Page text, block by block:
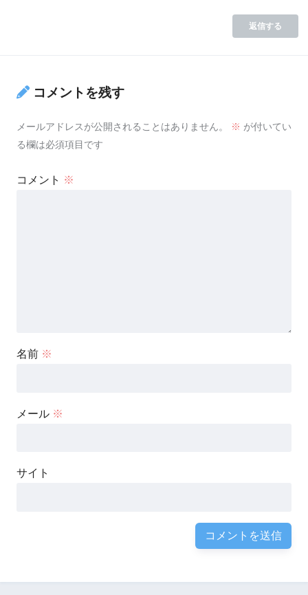
返信する
コメントを残す
メールアドレスが公開されることはありません。 ※ が付いてい
る欄は必須項目です
コメント ※
名前 ※
メール ※
サイト